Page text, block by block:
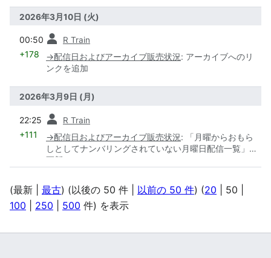
2026年3月10日 (火)
00:50 R Train
+178 →配信日およびアーカイブ販売状況: アーカイブへのリ
ンクを追加
2026年3月9日 (月)
22:25 R Train
+111 →配信日およびアーカイブ販売状況:
「月曜からおもら
しとしてナンバリングされていない月曜日配信一覧」を
更新
(最新 最古) (以後の 50 件 以前の 50 件) (20 50
100
250 500 件) を表示